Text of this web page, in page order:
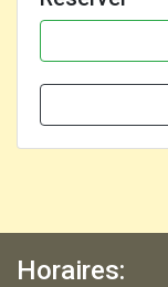
Horaires: